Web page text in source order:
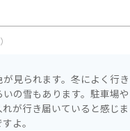
見られます。冬によく行き
の雪もあります。駐車場や
が行き届いていると感じま
よ。